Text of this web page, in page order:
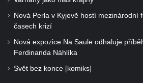
Nová Perla v Kyjově hostí mezinárodní
časech krizí
Nová expozice Na Saule odhaluje
Ferdinanda Náhlíka
Svět bez konce [komiks]